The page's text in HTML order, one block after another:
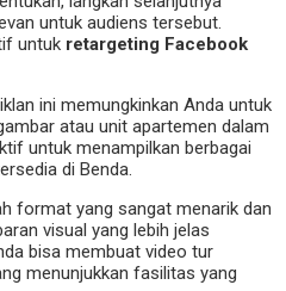
untuk audiens tersebut.
untuk retargeting Facebook
ini memungkinkan Anda untuk
atau unit apartemen dalam
untuk menampilkan berbagai
di Benda.
format yang sangat menarik dan
visual yang lebih jelas
bisa membuat video tur
menunjukkan fasilitas yang